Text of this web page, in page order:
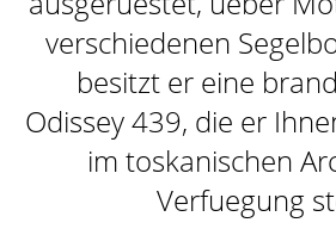
ATTIVITÀ
SKIPPER
verschiedenen
besitzt er eine
Odissey 439, die er
im toskanischen
Verfuegung